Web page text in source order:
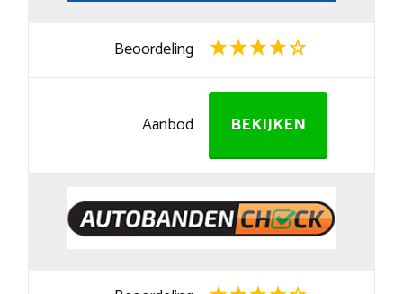
Beoordeling
Aanbod BEKIJKEN